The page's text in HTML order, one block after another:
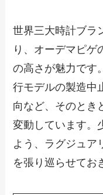
世界三大時計ブラ
り、オーデマピゲ
の高さが魅力です
行モデルの製造中
向など、そのとき
変動しています。
よう、ラグジュア
を張り巡らせてお